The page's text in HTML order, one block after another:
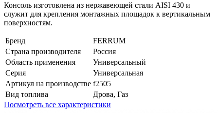
Консоль изготовлена из нержавеющей стали AISI 430 и
служит для крепления монтажных площадок к вертикальным
поверхностям.
Бренд
FERRUM
Страна производителя
Россия
Область применения
Универсальный
Серия
Универсальная
Артикул на производстве f2505
Вид топлива
Дрова, Газ
Посмотреть все характеристики